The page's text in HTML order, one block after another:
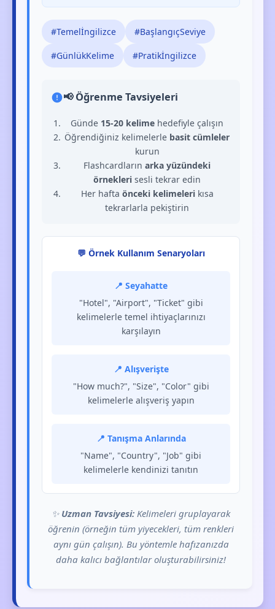
#Temelİngilizce #BaşlangıçSeviye
#GünlükKelime #Pratikİngilizce
📢 Öğrenme Tavsiyeleri
Günde 15-20 kelime hedefiyle çalışın
Öğrendiğiniz kelimelerle basit cümleler
kurun
Flashcardlarınarka yüzündeki
örnekleri sesli tekrar edin
Her hafta önceki kelimelerikısa
tekrarlarla pekiştirin
💬 Örnek Kullanım Senaryoları
📍 Seyahatte
"Hotel", "Airport", "Ticket" gibi
kelimelerle temel ihtiyaçlarınızı
karşılayın
📍 Alışverişte
"How much?", "Size", "Color" gibi
kelimelerle alışveriş yapın
📍 Tanışma Anlarında
"Name", "Country", "Job" gibi
kelimelerle kendinizi tanıtın
✨ Uzman Tavsiyesi: Kelimeleri gruplayarak
öğrenin (örneğin tüm yiyecekleri, tüm renkleri
aynı gün çalışın). Bu yöntemle hafızanızda
daha kalıcı bağlantılar oluşturabilirsiniz!